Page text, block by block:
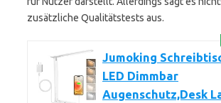
zusätzliche Qualitätstests aus.
Jumoking
LED Dimmbar
Augenschutz,Desk